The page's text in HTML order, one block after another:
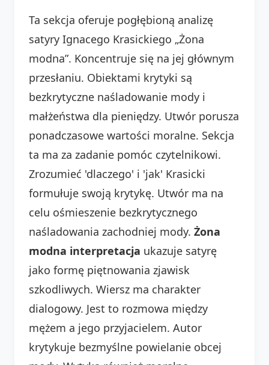
Ta sekcja oferuje pogłębioną analizę
satyry Ignacego Krasickiego „Żona
modna”. Koncentruje się na jej głównym
przesłaniu. Obiektami krytyki są
bezkrytyczne naśladowanie mody i
małżeństwa dla pieniędzy. Utwór porusza
ponadczasowe wartości moralne. Sekcja
ta ma za zadanie pomóc czytelnikowi.
Zrozumieć 'dlaczego' i 'jak' Krasicki
formułuje swoją krytykę. Utwór ma na
celu ośmieszenie bezkrytycznego
naśladowania zachodniej mody. Żona
modna interpretacja ukazuje satyrę
jako formę piętnowania zjawisk
szkodliwych. Wiersz ma charakter
dialogowy. Jest to rozmowa między
mężem a jego przyjacielem. Autor
krytykuje bezmyślne powielanie obcej